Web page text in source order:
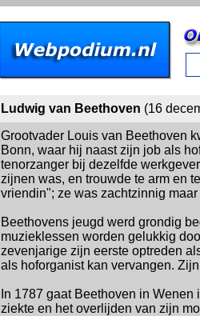
Ludwig van Beethoven (16
Grootvader Louis van Beethoven
Bonn, waar hij naast zijn job als
tenorzanger bij dezelfde
zijnen was, en trouwde te arm en
vriendin"; ze was zachtzinnig
Beethovens jeugd werd grondig
muzieklessen worden gelukkig
zevenjarige zijn eerste optreden
als hoforganist kan vervangen.
In 1787 gaat Beethoven in
ziekte en het overlijden van zijn